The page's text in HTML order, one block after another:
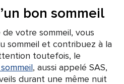
bon sommeil
votre sommeil, vous
sommeil et contribuez à la
toutefois, le
, aussi appelé SAS,
durant une même nuit